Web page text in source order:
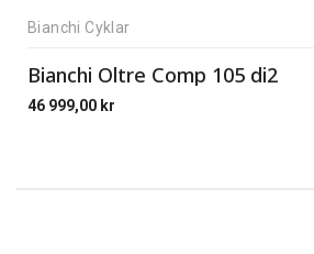
Bianchi Cyklar
Bianchi Oltre Comp 105 di2
46 999,00 kr